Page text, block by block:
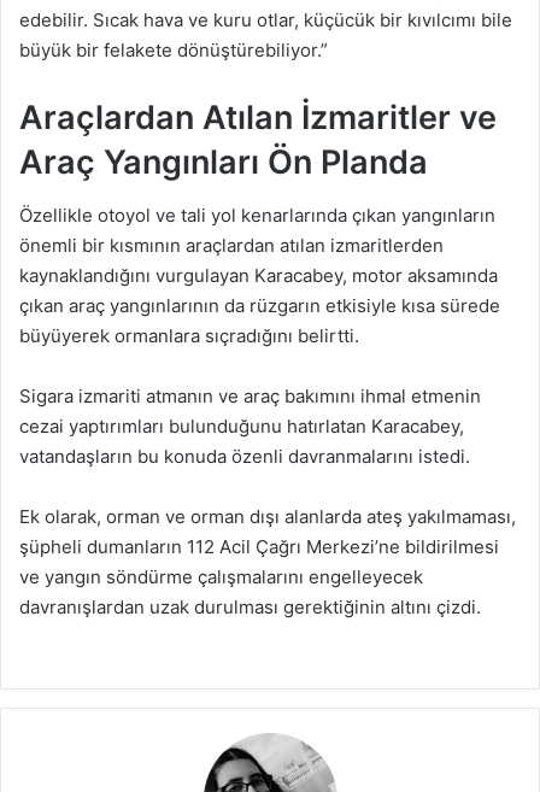
edebilir. Sıcak hava ve kuru otlar, küçücük bir kıvılcımı bile
büyük bir felakete dönüştürebiliyor.”
Araçlardan Atılan İzmaritler ve
Araç Yangınları Ön Planda
Özellikle otoyol ve tali yol kenarlarında çıkan yangınların
önemli bir kısmının araçlardan atılan izmaritlerden
kaynaklandığını vurgulayan Karacabey, motor aksamında
çıkan araç yangınlarının da rüzgarın etkisiyle kısa sürede
büyüyerek ormanlara sıçradığını belirtti.
Sigara izmariti atmanın ve araç bakımını ihmal etmenin
cezai yaptırımları bulunduğunu hatırlatan Karacabey,
vatandaşların bu konuda özenli davranmalarını istedi.
Ek olarak, orman ve orman dışı alanlarda ateş yakılmaması,
şüpheli dumanların 112 Acil Çağrı Merkezi’ne bildirilmesi
ve yangın söndürme çalışmalarını engelleyecek
davranışlardan uzak durulması gerektiğinin altını çizdi.